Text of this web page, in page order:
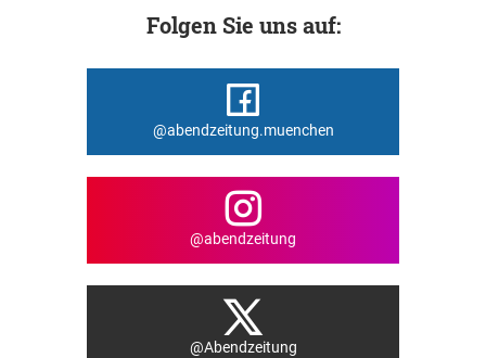
Folgen Sie uns auf:
@abendzeitung.muenchen
@abendzeitung
@Abendzeitung